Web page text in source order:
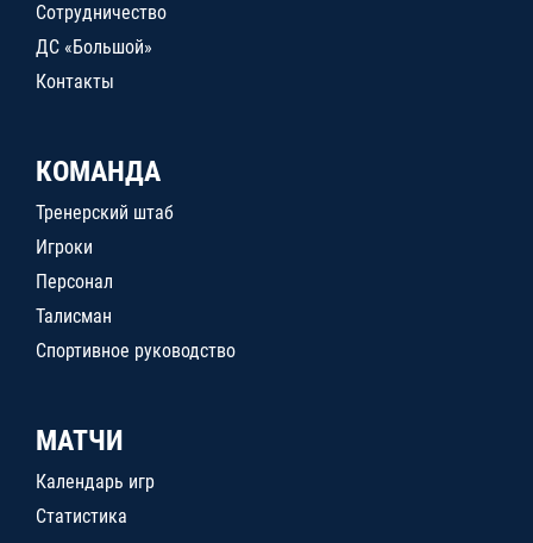
Сотрудничество
ДС «Большой»
Контакты
КОМАНДА
Тренерский штаб
Игроки
Персонал
Талисман
Спортивное руководство
МАТЧИ
Календарь игр
Статистика